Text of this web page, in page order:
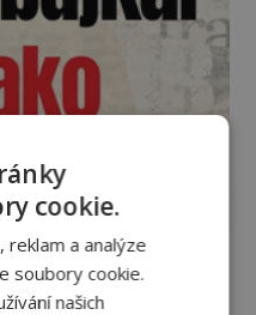
cookie.
reklam a analýze
soubory cookie.
našich